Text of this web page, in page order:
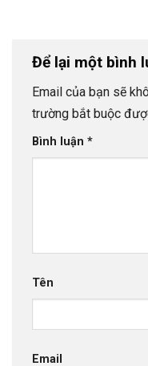
Để lại một bình
Email của bạn sẽ
trường bắt buộc
Bình luận *
Tên
Email